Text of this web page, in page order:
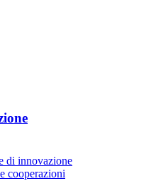
di innovazione
cooperazioni